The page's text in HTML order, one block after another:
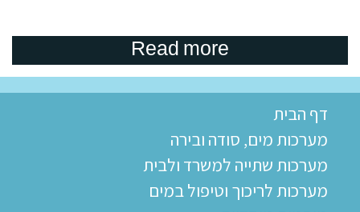
Read more
דף הבית
מערכות מים, סודה ובירה
מערכות שתייה למשרד ולבית
מערכות לריכוך וטיפול במים